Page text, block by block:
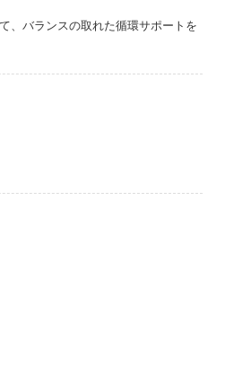
、バランスの取れた循環サポートを